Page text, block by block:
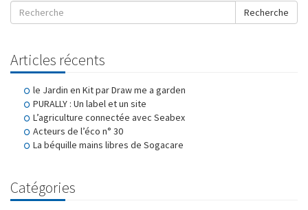
Recherche
Articles récents
le Jardin en Kit par Draw me a garden
PURALLY : Un label et un site
L’agriculture connectée avec Seabex
Acteurs de l’éco n° 30
La béquille mains libres de Sogacare
Catégories